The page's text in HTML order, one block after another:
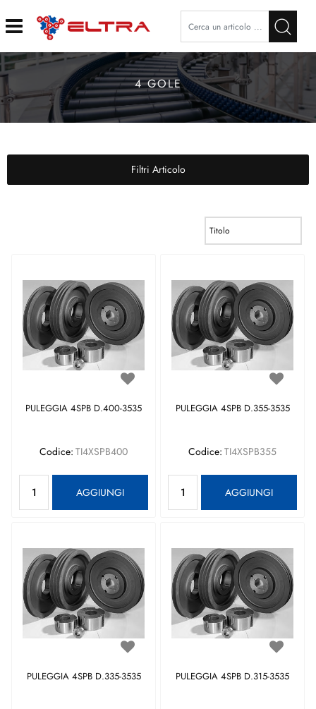
Open
4 GOLE
Filtri Articolo
PULEGGIA 4SPB D.400-3535
Codice: TI4XSPB400
AGGIUNGI
PULEGGIA 4SPB D.355-3535
Codice: TI4XSPB355
AGGIUNGI
PULEGGIA 4SPB D.335-3535 PULEGGIA 4SPB D.315-3535